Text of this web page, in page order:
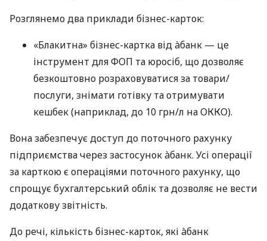
Розглянемо два приклади бізнес-карток:
«Блакитна» бізнес-картка від àбанк — це
інструмент для ФОП та юросіб, що дозволяє
безкоштовно розраховуватися за товари/
послуги, знімати готівку та отримувати
кешбек (наприклад, до 10 грн/л на ОККО).
Вона забезпечує доступ до поточного рахунку
підприємства через застосунок àбанк. Усі операції
за карткою є операціями поточного рахунку, що
спрощує бухгалтерський облік та дозволяє не вести
додаткову звітність.
До речі, кількість бізнес-карток, які àбанк